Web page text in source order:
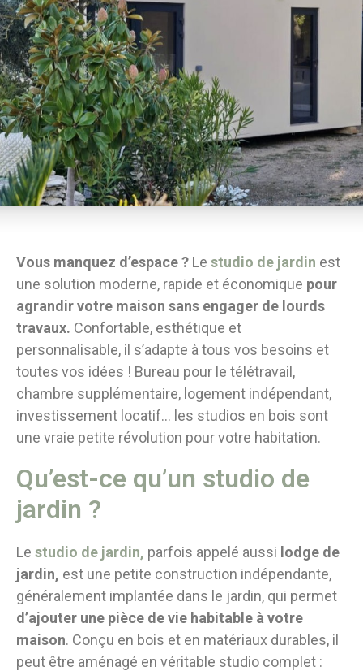
Vous manquez d’espace ? Le studio de jardin est
une solution moderne, rapide et économique pour
agrandir votre maison sans engager de lourds
travaux. Confortable, esthétique et
personnalisable, il s’adapte à tous vos besoins et
toutes vos idées ! Bureau pour le télétravail,
chambre supplémentaire, logement indépendant,
investissement locatif... les studios en bois sont
une vraie petite révolution pour votre habitation.
Qu’est-ce qu’un studio de
jardin ?
Le studio de jardin, parfois appelé aussi lodge de
jardin, est une petite construction indépendante,
généralement implantée dans le jardin, qui permet
d’ajouter une pièce de vie habitable à votre
maison. Conçu en bois et en matériaux durables, il
peut être aménagé en véritable studio complet :